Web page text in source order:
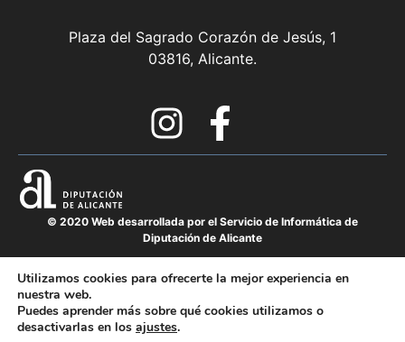
Plaza del Sagrado Corazón de Jesús, 1
03816, Alicante.
© 2020 Web desarrollada por el Servicio de Informática de
Diputación de Alicante
Política de privacidad
Mapa del sitio
Utilizamos cookies para ofrecerte la mejor experiencia en
nuestra web.
Puedes aprender más sobre qué cookies utilizamos o
desactivarlas en los ajustes.